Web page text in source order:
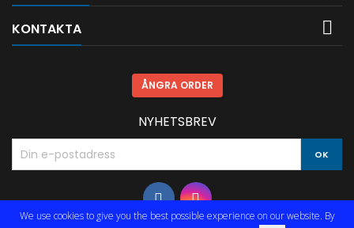
KONTAKTA 
We use cookies to give you the best possible experience on our website. By
ÅNGRA ORDER
NYHETSBREV